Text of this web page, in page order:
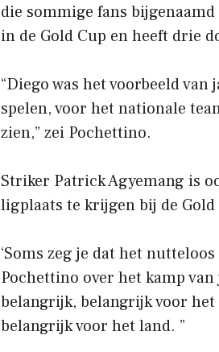
die sommige fans
in de Gold Cup en heeft drie
“Diego was het voorbeeld
spelen, voor het nationale
zien,” zei Pochettino.
Striker Patrick Agyemang is
ligplaats te krijgen bij de Gold
‘Soms zeg je dat het
Pochettino over het kamp
belangrijk, belangrijk voor
belangrijk voor het land. ”